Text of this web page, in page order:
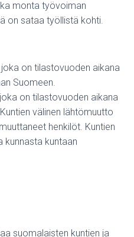
monta työvoiman
on sataa työllistä kohti.
on tilastovuoden aikana
Suomeen.
on tilastovuoden aikana
välinen lähtömuutto
henkilöt. Kuntien
kunnasta kuntaan
suomalaisten kuntien ja